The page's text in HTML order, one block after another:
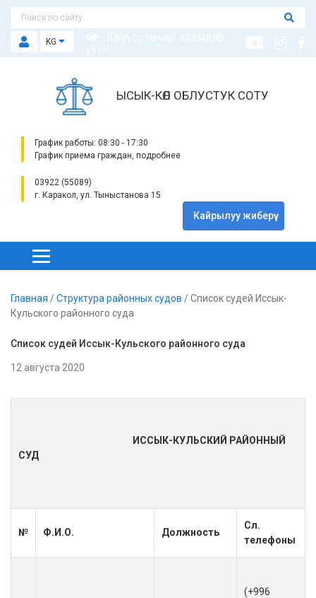
KG
ЫСЫК-КӨЛ ОБЛУСТУК СОТУ
График работы: 08:30 - 17:30
График приема граждан, подробнее
03922 (55089)
г. Каракол, ул. Тыныстанова 15
Кайрылуу жиберүү
Главная /Структура районных судов /Список судей Иссык-
Кульского районного суда
Список судей Иссык-Кульского районного суда
12 августа 2020
ИССЫК-КУЛЬСКИЙ РАЙОННЫЙ
СУД
№ Ф.И.О. Должность
Сл.
телефоны
(+996